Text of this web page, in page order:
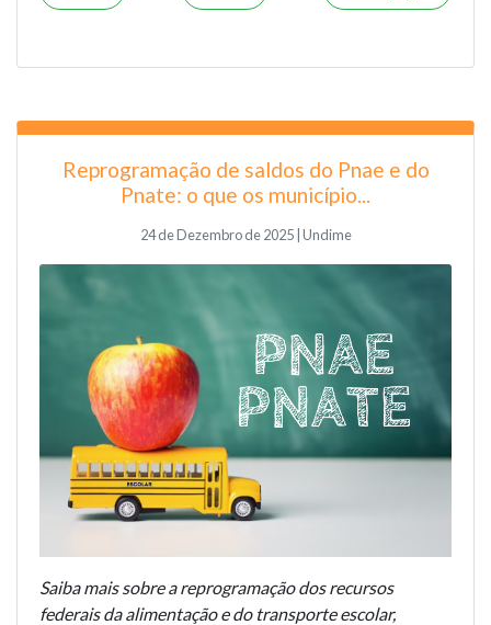
Reprogramação de saldos do Pnae e do
Pnate: o que os município...
24 de Dezembro de 2025 | Undime
Saiba mais sobre a reprogramação dos recursos
federais da alimentação e do transporte escolar,